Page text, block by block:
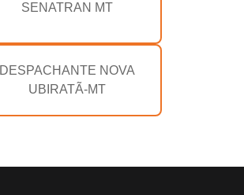
SENATRAN MT
DESPACHANTE NOVA
UBIRATÃ-MT